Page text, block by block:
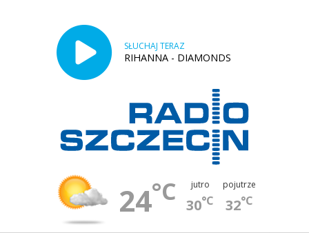
SŁUCHAJ TERAZ
RIHANNA - DIAMONDS
24°C jutro
30°C
pojutrze
32°C